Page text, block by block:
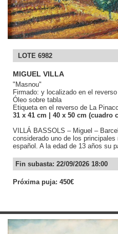
LOTE 6982
MIGUEL VILLA
"Masnou"
Firmado: y localizado en el reverso
Óleo sobre tabla
Etiqueta en el reverso de La
31 x 41 cm | 40 x 50 cm (cuadro
VILLÁ BASSOLS – Miguel –
considerado uno de los
español. A la edad de 13 años su
Fin subasta: 22/09/2026 18:00
Próxima puja: 450€